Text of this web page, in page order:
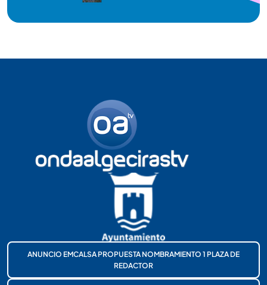
ANUNCIO EMCALSA PROPUESTA NOMBRAMIENTO 1 PLAZA DE
REDACTOR